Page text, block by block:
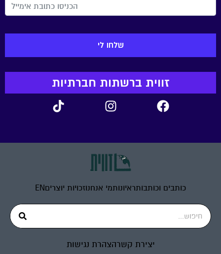
זווית ברשתות חברתיות
כותבים וכותבותראיונותמי אנחנוזכויות יוצריםEN
יצירת קשרהצהרת נגישות